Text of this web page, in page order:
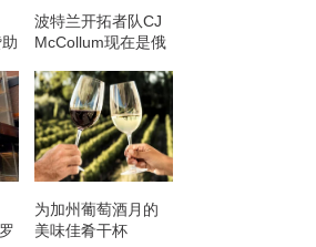
波特兰开拓者队CJ
McCollum现在是俄
园的所有者
为加州葡萄酒月的
美味佳肴干杯